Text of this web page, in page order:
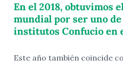
En el 2018, obtuvimos
mundial por ser uno
institutos Confucio en
Este año también coincide